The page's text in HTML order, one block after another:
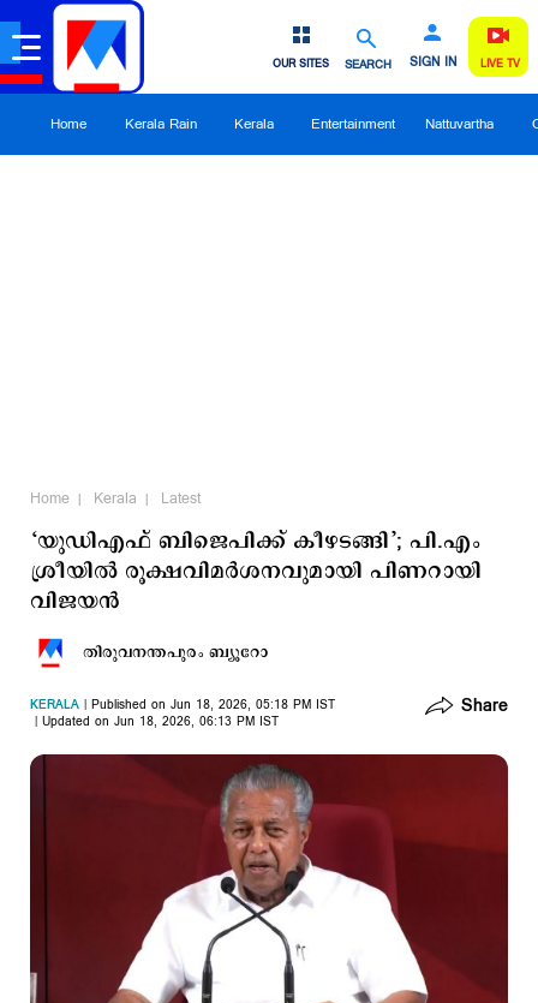
SEARCH SIGN IN
OUR SITES LIVE TV
Home Kerala Rain Kerala Entertainment Nattuvartha
Home Kerala Latest
‘യുഡിഎഫ് ബിജെപിക്ക് കീഴടങ്ങി’; പി.എം
ശ്രീയില്‍ രൂക്ഷവിമർശനവുമായി പിണറായി
വിജയൻ
തിരുവനന്തപുരം ബ്യൂറോ
KERALA
Published on Jun 18, 2026, 05:18 PM IST
Updated on Jun 18, 2026, 06:13 PM IST
Share